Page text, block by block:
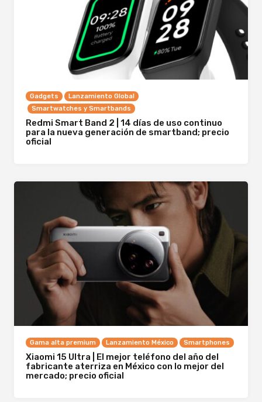
Gadgets
Lanzamiento Global
Smartwatches y Smartbands
Redmi Smart Band 2 | 14 días de uso continuo
para la nueva generación de smartband; precio
oficial
Gama alta premium Lanzamiento México Smartphones
Xiaomi 15 Ultra | El mejor teléfono del año del
fabricante aterriza en México con lo mejor del
mercado; precio oficial